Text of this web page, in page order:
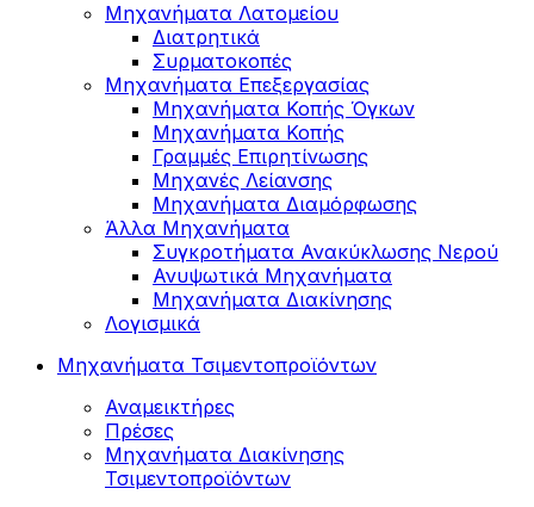
Μηχανήματα Λατομείου
Διατρητικά
Συρματοκοπές
Μηχανήματα Επεξεργασίας
Μηχανήματα Κοπής Όγκων
Μηχανήματα Κοπής
Γραμμές Επιρητίνωσης
Μηχανές Λείανσης
Μηχανήματα Διαμόρφωσης
Άλλα Μηχανήματα
Συγκροτήματα Ανακύκλωσης Νερού
Ανυψωτικά Μηχανήματα
Μηχανήματα Διακίνησης
Λογισμικά
Μηχανήματα Τσιμεντοπροϊόντων
Αναμεικτήρες
Πρέσες
Μηχανήματα Διακίνησης
Τσιμεντοπροϊόντων